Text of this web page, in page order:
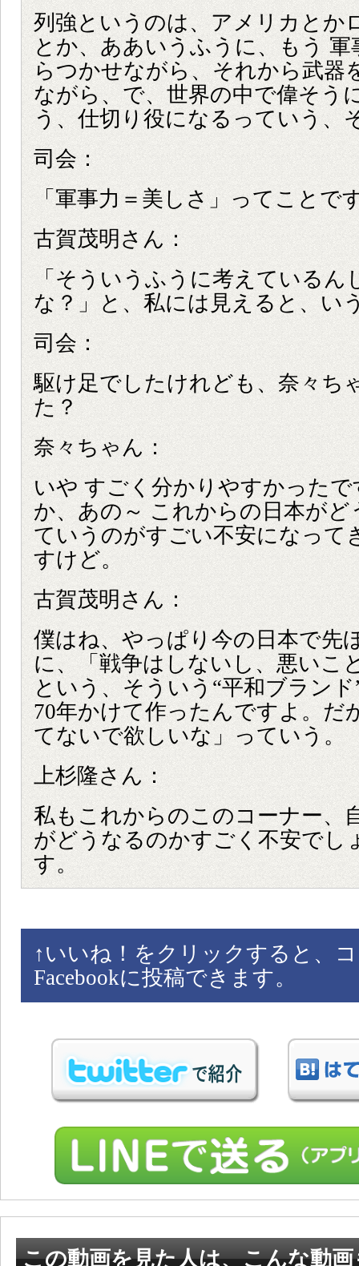
列強というのは、アメリカとか
とか、ああいうふうに、もう 軍
らつかせながら、それから武器
ながら、で、世界の中で偉そう
う、仕切り役になるっていう
司会：
「軍事力＝美しさ」ってことで
古賀茂明さん：
「そういうふうに考えているん
な？」と、私には見えると、い
司会：
駆け足でしたけれども、奈々ち
た？
奈々ちゃん：
いや すごく分かりやすかった
か、あの～ これからの日本がど
ていうのがすごい不安になって
すけど。
古賀茂明さん：
僕はね、やっぱり今の日本で先
に、「戦争はしないし、悪いこ
という、そういう“平和ブラン
70年かけて作ったんですよ。だ
てないで欲しいな」っていう。
上杉隆さん：
私もこれからのこのコーナー、
がどうなるのかすごく不安でし
す。
↑ いいね！をクリックすると、
Facebookに投稿できます。
この動画を見た人は、こんな動